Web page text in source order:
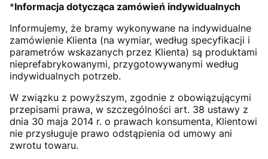
*Informacja dotycząca zamówień indywidualnych
Informujemy, że bramy wykonywane na indywidualne
zamówienie Klienta (na wymiar, według specyfikacji i
parametrów wskazanych przez Klienta) są produktami
nieprefabrykowanymi, przygotowywanymi według
indywidualnych potrzeb.
W związku z powyższym, zgodnie z obowiązującymi
przepisami prawa, w szczególności art. 38 ustawy z
dnia 30 maja 2014 r. o prawach konsumenta, Klientowi
nie przysługuje prawo odstąpienia od umowy ani
zwrotu towaru.